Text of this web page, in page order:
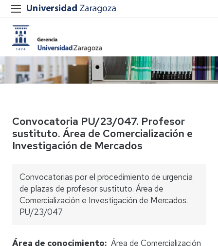
Convocatoria PU/23/047. Profesor
sustituto. Área de Comercialización e
Investigación de Mercados
Convocatorias por el procedimiento de urgencia
de plazas de profesor sustituto. Área de
Comercialización e Investigación de Mercados.
PU/23/047
Área de conocimiento
Área de Comercialización